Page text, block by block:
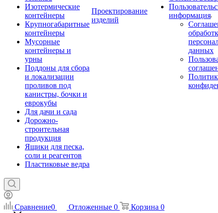
Изотермические
контейнеры
Крупногабаритные
контейнеры
Мусорные
контейнеры и
урны
Поддоны для сбора
и локализации
проливов под
канистры, бочки и
еврокубы
Для дачи и сада
Дорожно-
строительная
продукция
Ящики для песка,
соли и реагентов
Пластиковые ведра
Проектирование
изделий
информация
данных
Сравнение0 Отложенные 0 Корзина 0